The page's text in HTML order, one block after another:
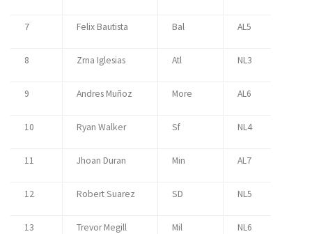
7 Felix Bautista Bal AL5
8 Zrna Iglesias Atl NL3
9 Andres Muñoz More AL6
10 Ryan Walker Sf NL4
11 Jhoan Duran Min AL7
12 Robert Suarez SD NL5
13 Trevor Megill Mil NL6